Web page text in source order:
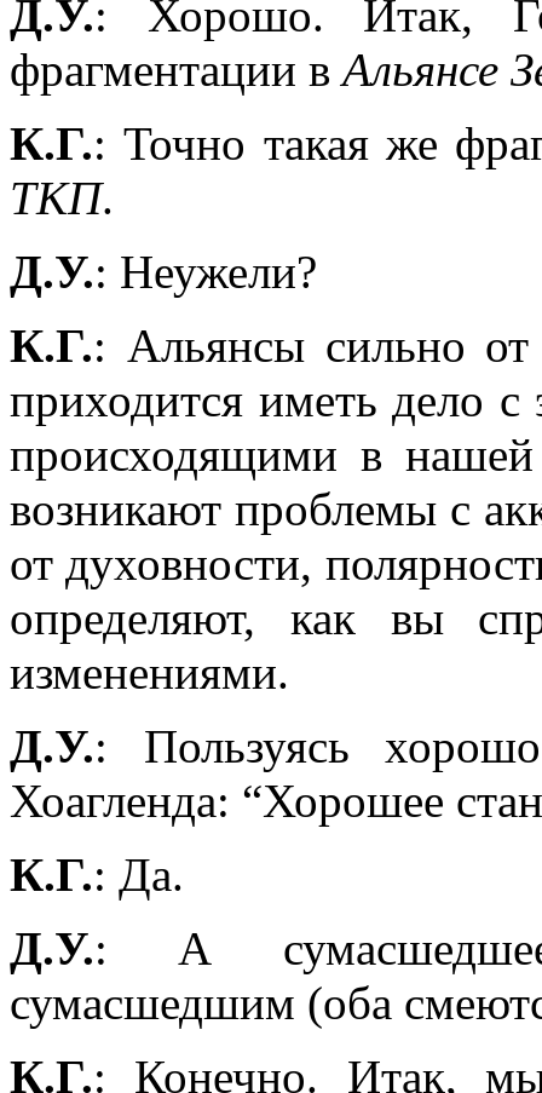
Д.У.: Хорошо. Итак,
фрагментации вАльянсе
К.Г.: Точно такая же
ТКП.
Д.У.: Неужели?
К.Г.: Альянсы сильно
приходится иметь дело
происходящими в
возникают проблемы с
от духовности,
определяют, как вы
изменениями.
Д.У.: Пользуясь
Хоагленда: “Хорошее
К.Г.: Да.
Д.У.: А
сумасшедшим (оба
К.Г.: Конечно. Итак,